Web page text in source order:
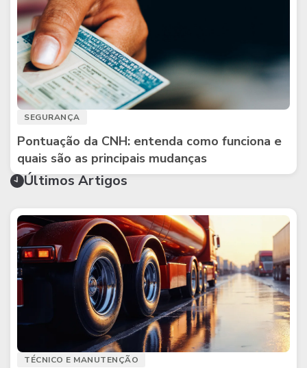
SEGURANÇA
Pontuação da CNH: entenda como funciona e
quais são as principais mudanças
Últimos Artigos
TÉCNICO E MANUTENÇÃO